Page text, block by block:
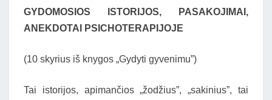
GYDOMOSIOS ISTORIJOS, PASAKOJIMAI,
ANEKDOTAI PSICHOTERAPIJOJE
(10 skyrius iš knygos „Gydyti gyvenimu”)
Tai istorijos, apimančios „žodžius”, „sakinius”, tai